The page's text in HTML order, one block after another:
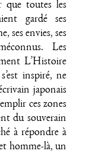
que toutes les
gardé ses
ses envies, ses
Les
L’Histoire
inspiré, ne
japonais
ces zones
du souverain
à répondre à
homme-là, un